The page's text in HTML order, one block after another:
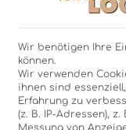
Wir benötigen Ihre
können.
Wir verwenden
ihnen sind
Erfahrung zu
(z. B. IP-Adressen),
Messung von